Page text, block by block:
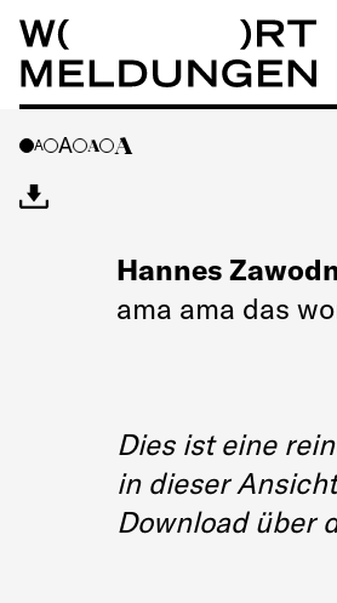
Wortmeldungen
A A A A
Hannes
ama ama das
Dies ist eine
in dieser
Download über